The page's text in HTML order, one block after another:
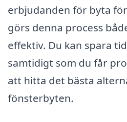
erbjudanden för byta
görs denna process
effektiv. Du kan spara
samtidigt som du får
att hitta det bästa
fönsterbyten.